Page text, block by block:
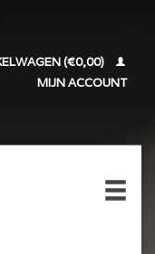
(€0,00)
MIJN ACCOUNT